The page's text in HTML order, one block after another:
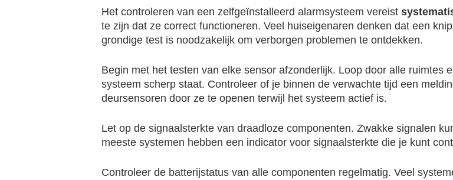
Het controleren van een zelfgeïnstalleerd alarmsysteem vereist
te zijn dat ze correct functioneren. Veel huiseigenaren denken dat een
grondige test is noodzakelijk om verborgen problemen te ontdekken.
Begin met het testen van elke sensor afzonderlijk. Loop door alle ruimtes
systeem scherp staat. Controleer of je binnen de verwachte tijd een
deursensoren door ze te openen terwijl het systeem actief is.
Let op de signaalsterkte van draadloze componenten. Zwakke signalen
meeste systemen hebben een indicator voor signaalsterkte die je kunt
Controleer de batterijstatus van alle componenten regelmatig. Veel